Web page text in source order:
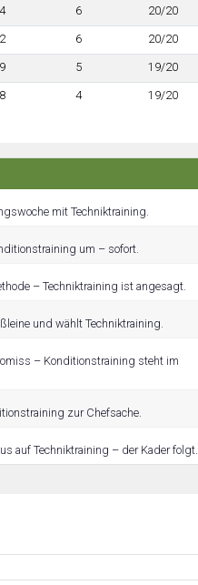
6 20/20
6 20/20
5 19/20
4 19/20
mit Techniktraining.
um – sofort.
– Techniktraining ist angesagt.
und wählt Techniktraining.
– Konditionstraining steht im
zur Chefsache.
auf Techniktraining – der Kader folgt.